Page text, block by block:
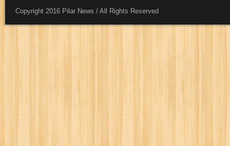
Copyright 2016 Pilar News / All Rights Reserved